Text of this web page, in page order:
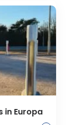
in Europa